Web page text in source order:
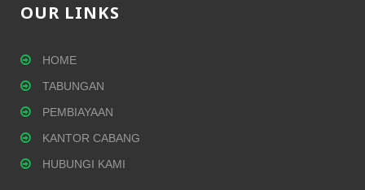
OUR LINKS
HOME
TABUNGAN
PEMBIAYAAN
KANTOR CABANG
HUBUNGI KAMI